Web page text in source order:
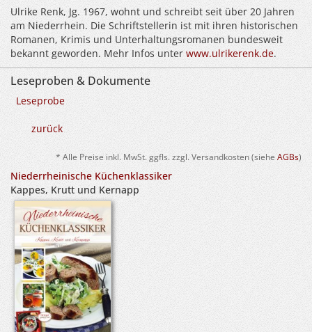
Ulrike Renk, Jg. 1967, wohnt und schreibt seit über 20 Jahren
am Niederrhein. Die Schriftstellerin ist mit ihren historischen
Romanen, Krimis und Unterhaltungsromanen bundesweit
bekannt geworden. Mehr Infos unter www.ulrikerenk.de.
Leseproben & Dokumente
Leseprobe
zurück
* Alle Preise inkl. MwSt. ggfls. zzgl. Versandkosten (siehe AGBs)
Niederrheinische Küchenklassiker
Kappes, Krutt und Kernapp